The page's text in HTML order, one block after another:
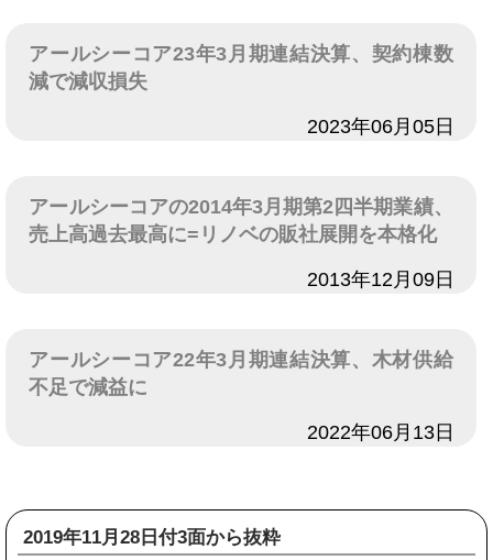
アールシーコア23年3月期連結決算、契約棟数
減で減収損失
2023年06月05日
アールシーコアの2014年3月期第2四半期業績、
売上高過去最高に=リノベの販社展開を本格化
2013年12月09日
アールシーコア22年3月期連結決算、木材供給
不足で減益に
2022年06月13日
2019年11月28日付3面から抜粋